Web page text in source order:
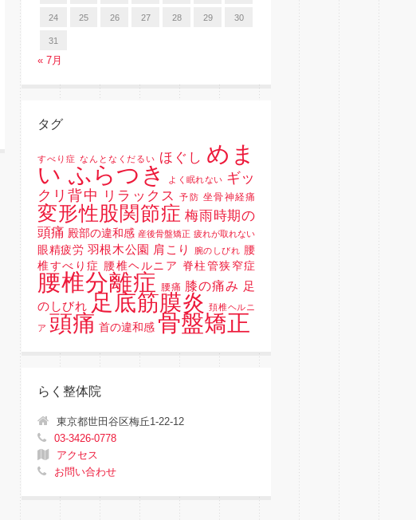
24 25 26 27 28 29 30
31
« 7月
タグ
すべり症 なんとなくだるい ほぐし めま
い ふらつき
よく眠れない ギッ
クリ背中
リラックス 予防 坐骨神経痛
変形性股関節症 梅雨時期の
頭痛 殿部の違和感 産後骨盤矯正 疲れが取れない
眼精疲労 羽根木公園 肩こり 腕のしびれ 腰
椎すべり症 腰椎ヘルニア 脊柱管狭窄症
腰椎分離症 腰痛 膝の痛み 足
のしびれ 足底筋膜炎 頚椎ヘルニ
ア 頭痛 首の違和感 骨盤矯正
らく整体院
東京都世田谷区梅丘1-22-12
03-3426-0778
アクセス
お問い合わせ